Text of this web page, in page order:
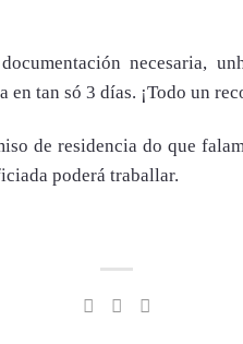
necesaria,
tan só 3 días. ¡Todo un
de residencia do que
poderá traballar.